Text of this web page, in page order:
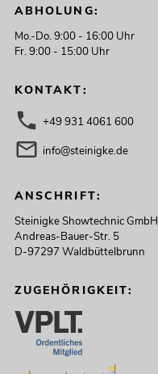
ABHOLUNG:
Mo.-Do. 9:00 - 16:00 Uhr
Fr. 9:00 - 15:00 Uhr
KONTAKT:
+49 931 4061 600
info@steinigke.de
ANSCHRIFT:
Steinigke Showtechnic GmbH
Andreas-Bauer-Str. 5
D-97297 Waldbüttelbrunn
ZUGEHÖRIGKEIT: